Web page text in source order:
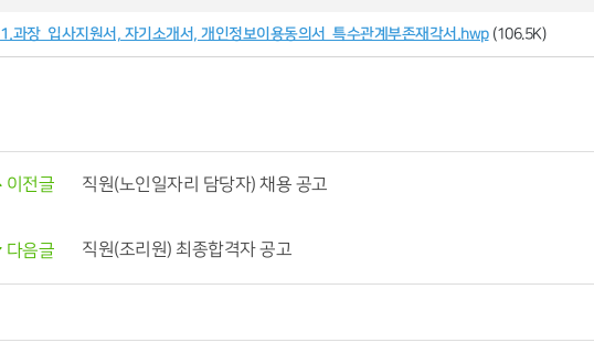
1.과장_입사지원서, 자기소개서, 개인정보이용동의서_특수관계부존재각서.hwp(106.5K)
이전글 직원(노인일자리 담당자) 채용 공고
다음글 직원(조리원) 최종합격자 공고